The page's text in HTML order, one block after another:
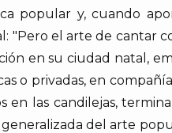
popular y, cuando
el arte de cantar
en su ciudad natal,
o privadas, en
las candilejas,
del arte